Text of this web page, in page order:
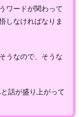
ワードが関わって
しなければなりま
うなので、そうな
話が盛り上がって